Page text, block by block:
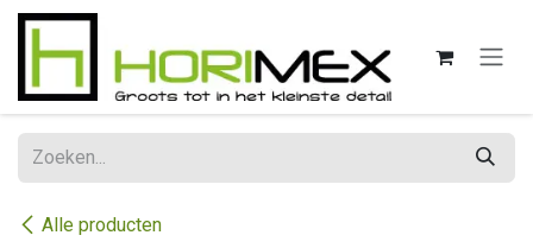
Overslaan naar inhoud
Alle producten